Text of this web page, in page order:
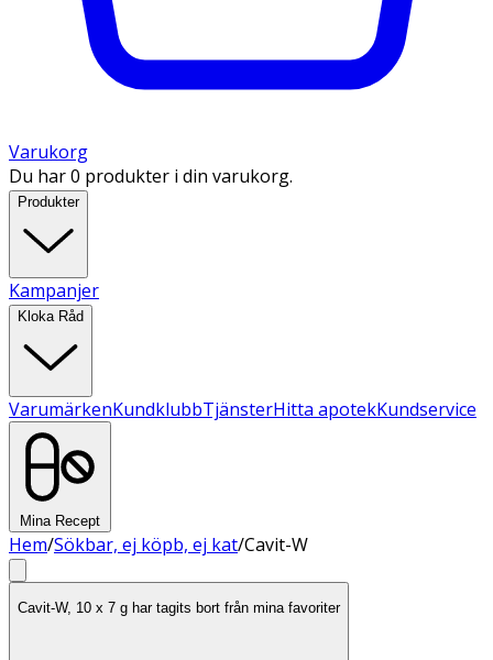
Varukorg
Du har 0 produkter i din varukorg.
Produkter
Kampanjer
Kloka Råd
VarumärkenKundklubbTjänsterHitta apotekKundservice
Mina Recept
Hem/Sökbar, ej köpb, ej kat/Cavit-W
Cavit-W, 10 x 7 g har tagits bort från mina favoriter